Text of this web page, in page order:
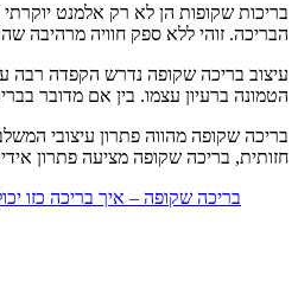
בריכות שקופות הן לא רק אלמנט
הבריכה. זוהי ללא ספק חוויה מרהיבה
עיצוב בריכה שקופה נדרש הקפדה רבה
הטמונה ברעיון עצמו. בין אם מדובר
בריכה שקופה מהווה פתרון עיצובי
חזותית, בריכה שקופה מציעה פתרון
בריכה שקופה – איך בריכה כזו